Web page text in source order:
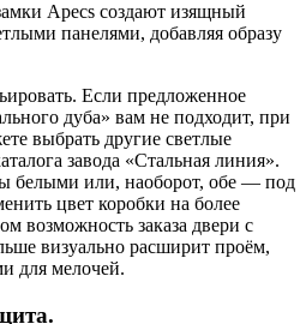
Apecs создают изящный
панелями, добавляя образу
Если предложенное
дуба» вам не подходит, при
выбрать другие светлые
завода «Стальная линия».
белыми или, наоборот, обе — под
цвет коробки на более
возможность заказа двери с
визуально расширит проём,
для мелочей.